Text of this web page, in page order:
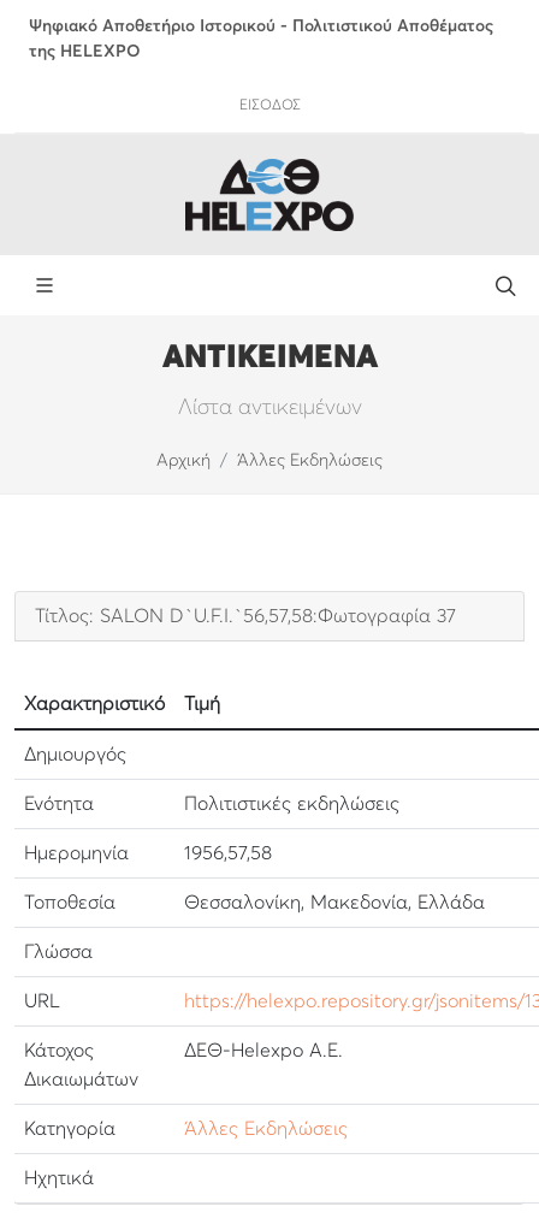
Ψηφιακό Αποθετήριο Ιστορικού - Πολιτιστικού Αποθέματος
της HELEXPO
ΕΙΣΟΔΟΣ
ΑΝΤΙΚΕΙΜΕΝΑ
Λίστα αντικειμένων
Αρχική Άλλες Εκδηλώσεις
Τίτλος: SALON D`U.F.I.`56,57,58:Φωτογραφία 37
Χαρακτηριστικό Τιμή
Δημιουργός
Ενότητα Πολιτιστικές εκδηλώσεις
Ημερομηνία 1956,57,58
Τοποθεσία Θεσσαλονίκη, Μακεδονία, Ελλάδα
Γλώσσα
URL https://helexpo.repository.gr/jsonitems/
Κάτοχος
Δικαιωμάτων
ΔΕΘ-Helexpo Α.Ε.
Κατηγορία Άλλες Εκδηλώσεις
Ηχητικά